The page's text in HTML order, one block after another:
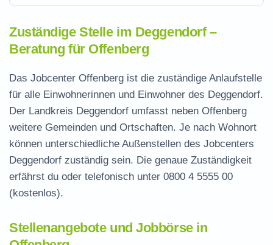
Zuständige Stelle im Deggendorf –
Beratung für Offenberg
Das Jobcenter Offenberg ist die zuständige Anlaufstelle
für alle Einwohnerinnen und Einwohner des Deggendorf.
Der Landkreis Deggendorf umfasst neben Offenberg
weitere Gemeinden und Ortschaften. Je nach Wohnort
können unterschiedliche Außenstellen des Jobcenters
Deggendorf zuständig sein. Die genaue Zuständigkeit
erfährst du oder telefonisch unter 0800 4 5555 00
(kostenlos).
Stellenangebote und Jobbörse in